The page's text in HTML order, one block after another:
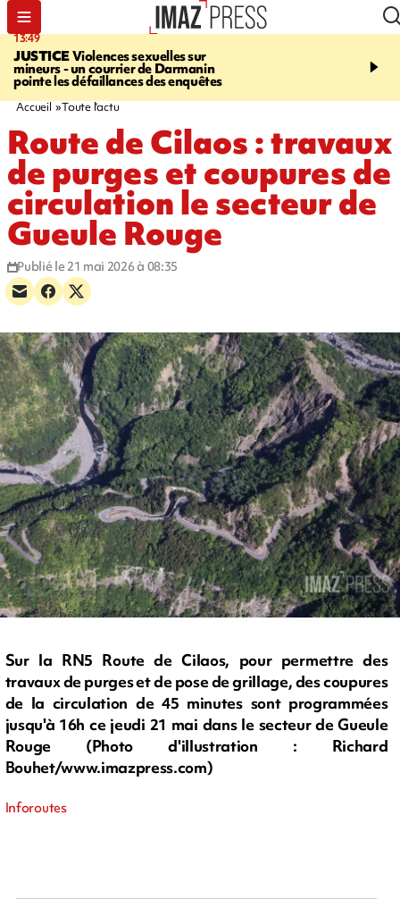
13:49
JUSTICEViolences sexuelles sur
mineurs - un courrier de Darmanin
pointe les défaillances des enquêtes
17:59
Corniche - la route du
Accueil Toute l'actu
Route de Cilaos : travaux
de purges et coupures de
circulation le secteur de
Gueule Rouge
Publié le 21 mai 2026 à 08:35
Sur la RN5 Route de Cilaos, pour permettre des
travaux de purges et de pose de grillage, des coupures
de la circulation de 45 minutes sont programmées
jusqu'à 16h ce jeudi 21 mai dans le secteur de Gueule
Rouge (Photo d'illustration : Richard
Bouhet/www.imazpress.com)
Inforoutes